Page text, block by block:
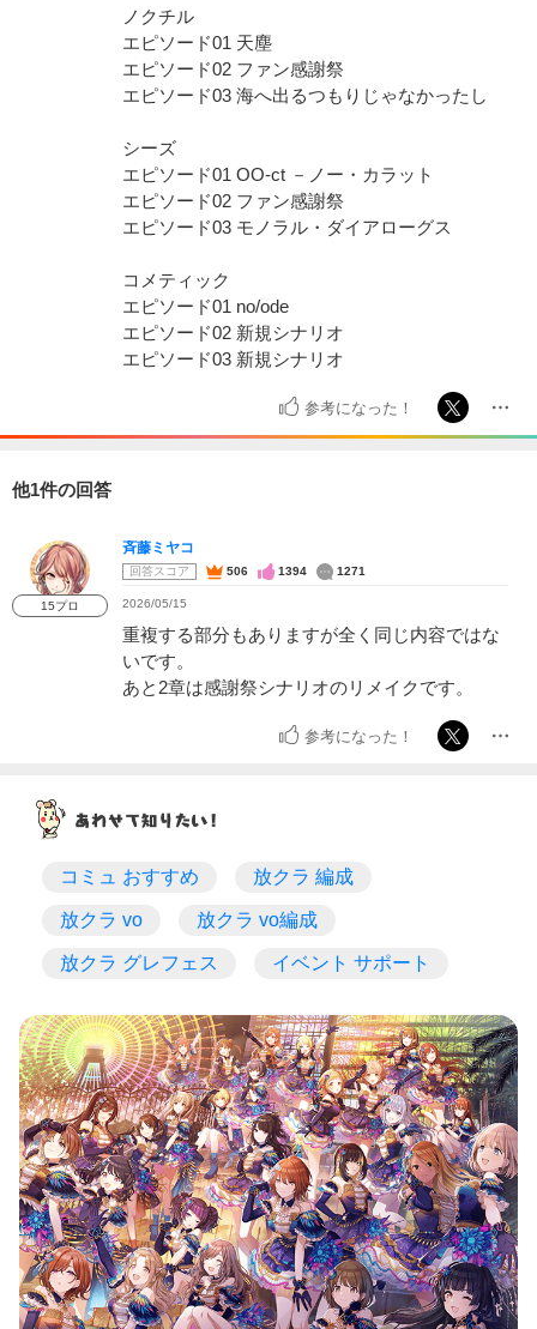
ノクチル
エピソード01 天塵
エピソード02 ファン感謝祭
エピソード03 海へ出るつもりじゃなかったし
シーズ
エピソード01 OO-ct －ノー・カラット
エピソード02 ファン感謝祭
エピソード03 モノラル・ダイアローグス
コメティック
エピソード01 no/ode
エピソード02 新規シナリオ
エピソード03 新規シナリオ
参考になった！
他1件の回答
15プロ
斉藤ミヤコ
回答スコア 506 1394 1271
2026/05/15
重複する部分もありますが全く同じ内容ではな
いです。
あと2章は感謝祭シナリオのリメイクです。
参考になった！
コミュ おすすめ 放クラ 編成
放クラ vo 放クラ vo編成
放クラ グレフェス イベント サポート